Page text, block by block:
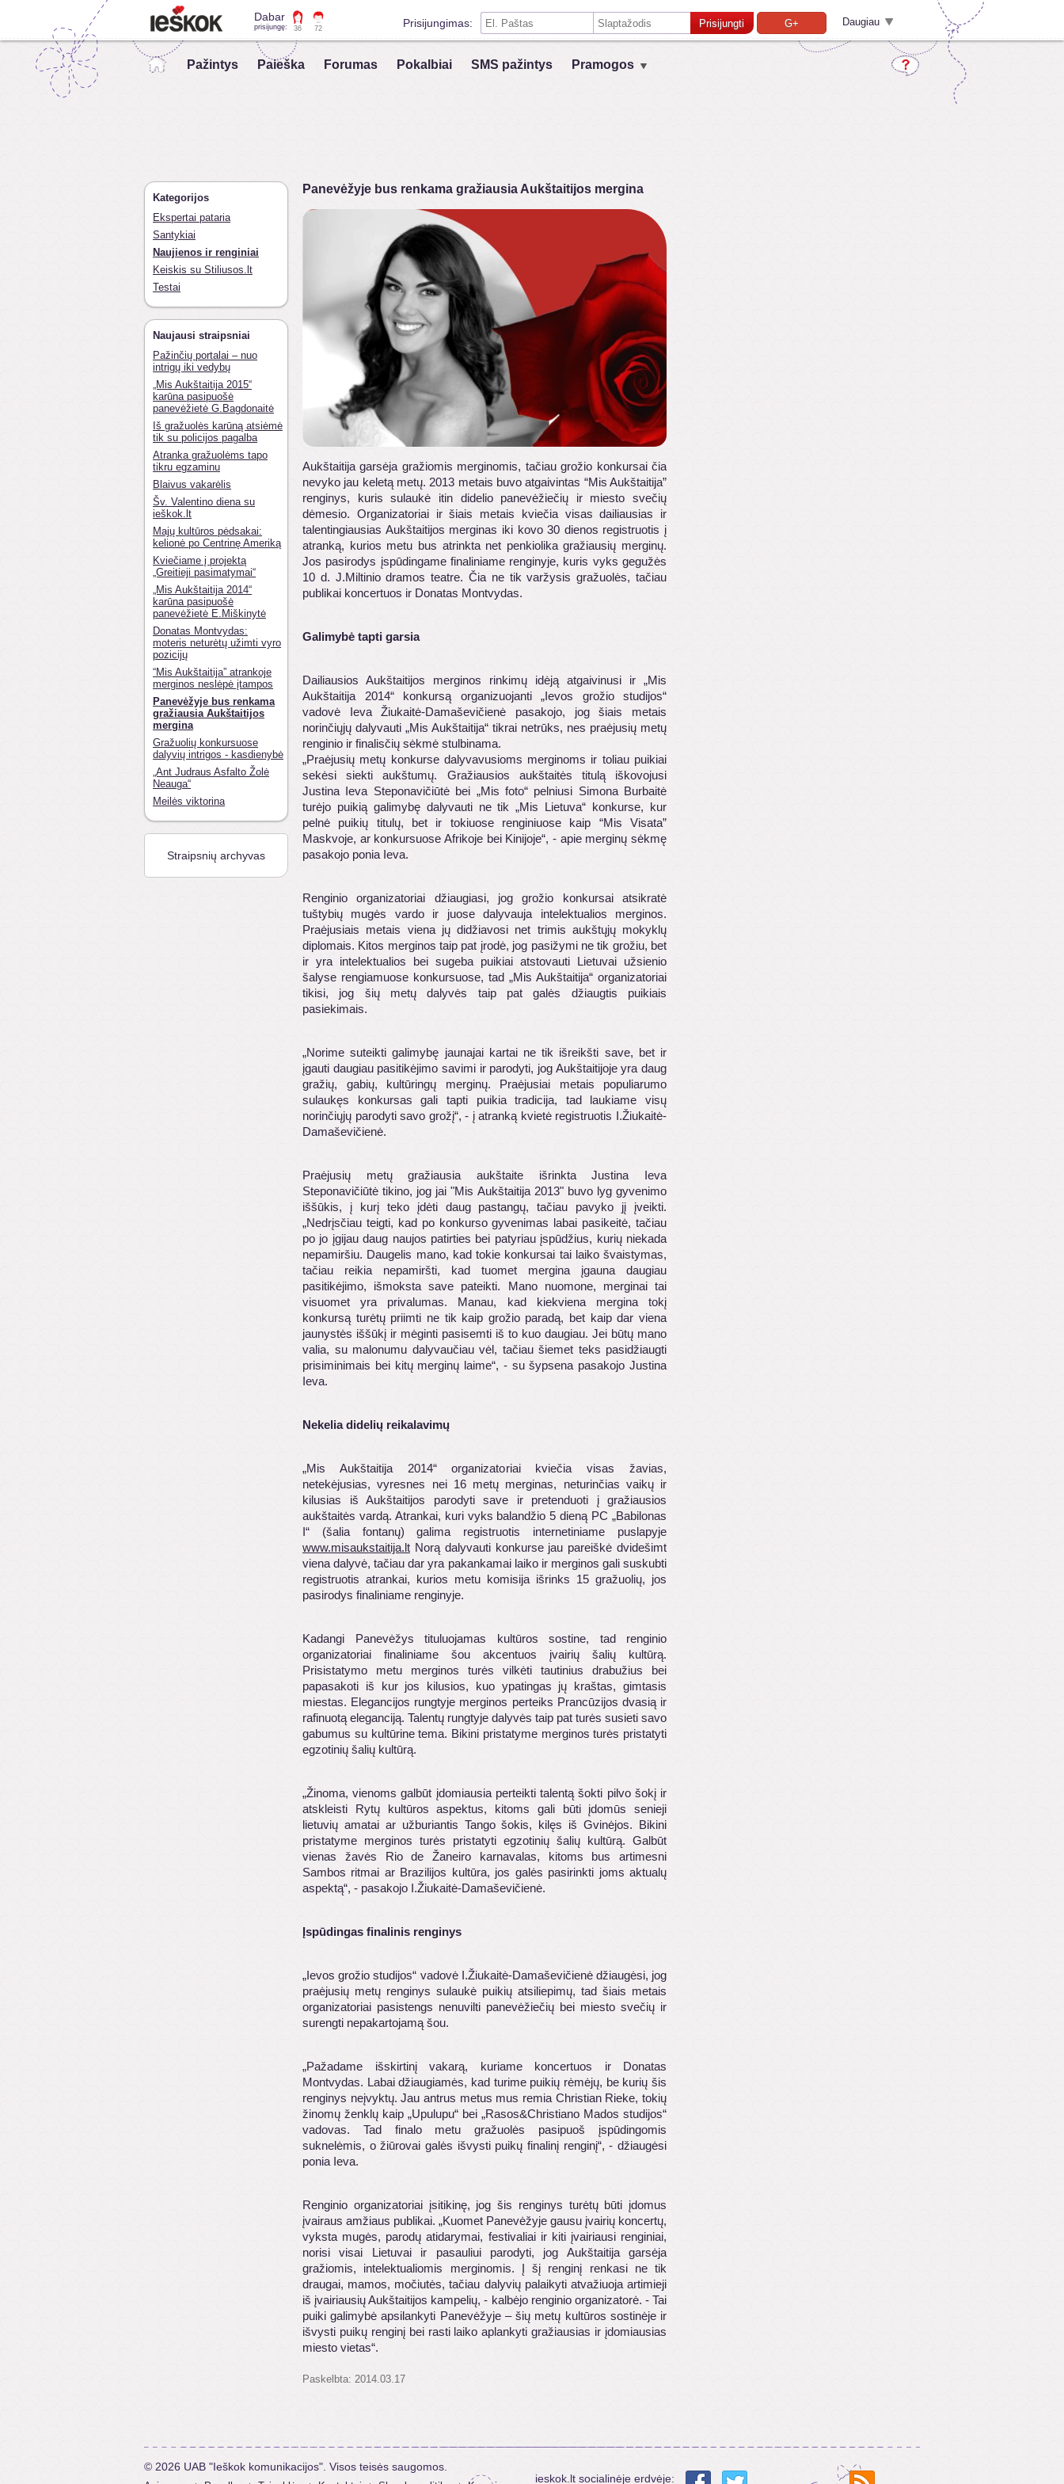
Dabar
prisijungę: 36 72 Prisijungimas: Prisijungti G+
Prisiminti mane šiame kompiuteryje
Daugiau
Pažintys Paieška Forumas Pokalbiai SMS pažintys Pramogos
Kategorijos
Ekspertai pataria
Santykiai
Naujienos ir renginiai
Keiskis su Stiliusos.lt
Testai
Naujausi straipsniai
Pažinčių portalai – nuo
intrigų iki vedybų
„Mis Aukštaitija 2015“
karūna pasipuošė
panevėžietė G.Bagdonaitė
Iš gražuolės karūną atsiėmė
tik su policijos pagalba
Atranka gražuolėms tapo
tikru egzaminu
Blaivus vakarėlis
Šv. Valentino diena su
ieškok.lt
Majų kultūros pėdsakai:
kelionė po Centrinę Ameriką
Kviečiame į projektą
„Greitieji pasimatymai“
„Mis Aukštaitija 2014“
karūna pasipuošė
panevėžietė E.Miškinytė
Donatas Montvydas:
moteris neturėtų užimti vyro
pozicijų
“Mis Aukštaitija” atrankoje
merginos neslėpė įtampos
Panevėžyje bus renkama
gražiausia Aukštaitijos
mergina
Gražuolių konkursuose
dalyvių intrigos - kasdienybė
„Ant Judraus Asfalto Žolė
Neauga“
Meilės viktorina
Straipsnių archyvas
Panevėžyje bus renkama gražiausia Aukštaitijos mergina
Aukštaitija garsėja gražiomis merginomis, tačiau grožio konkursai čia
nevyko jau keletą metų. 2013 metais buvo atgaivintas “Mis Aukštaitija”
renginys, kuris sulaukė itin didelio panevėžiečių ir miesto svečių
dėmesio. Organizatoriai ir šiais metais kviečia visas dailiausias ir
talentingiausias Aukštaitijos merginas iki kovo 30 dienos registruotis į
atranką, kurios metu bus atrinkta net penkiolika gražiausių merginų.
Jos pasirodys įspūdingame finaliniame renginyje, kuris vyks gegužės
10 d. J.Miltinio dramos teatre. Čia ne tik varžysis gražuolės, tačiau
publikai koncertuos ir Donatas Montvydas.
Galimybė tapti garsia
Dailiausios Aukštaitijos merginos rinkimų idėją atgaivinusi ir „Mis
Aukštaitija 2014“ konkursą organizuojanti „Ievos grožio studijos“
vadovė Ieva Žiukaitė-Damaševičienė pasakojo, jog šiais metais
norinčiųjų dalyvauti „Mis Aukštaitija“ tikrai netrūks, nes praėjusių metų
renginio ir finalisčių sėkmė stulbinama.
„Praėjusių metų konkurse dalyvavusioms merginoms ir toliau puikiai
sekėsi siekti aukštumų. Gražiausios aukštaitės titulą iškovojusi
Justina Ieva Steponavičiūtė bei „Mis foto“ pelniusi Simona Burbaitė
turėjo puikią galimybę dalyvauti ne tik „Mis Lietuva“ konkurse, kur
pelnė puikių titulų, bet ir tokiuose renginiuose kaip “Mis Visata”
Maskvoje, ar konkursuose Afrikoje bei Kinijoje“, - apie merginų sėkmę
pasakojo ponia Ieva.
Renginio organizatoriai džiaugiasi, jog grožio konkursai atsikratė
tuštybių mugės vardo ir juose dalyvauja intelektualios merginos.
Praėjusiais metais viena jų didžiavosi net trimis aukštųjų mokyklų
diplomais. Kitos merginos taip pat įrodė, jog pasižymi ne tik grožiu, bet
ir yra intelektualios bei sugeba puikiai atstovauti Lietuvai užsienio
šalyse rengiamuose konkursuose, tad „Mis Aukštaitija“ organizatoriai
tikisi, jog šių metų dalyvės taip pat galės džiaugtis puikiais
pasiekimais.
„Norime suteikti galimybę jaunajai kartai ne tik išreikšti save, bet ir
įgauti daugiau pasitikėjimo savimi ir parodyti, jog Aukštaitijoje yra daug
gražių, gabių, kultūringų merginų. Praėjusiai metais populiarumo
sulaukęs konkursas gali tapti puikia tradicija, tad laukiame visų
norinčiųjų parodyti savo grožį“, - į atranką kvietė registruotis I.Žiukaitė-
Damaševičienė.
Praėjusių metų gražiausia aukštaite išrinkta Justina Ieva
Steponavičiūtė tikino, jog jai "Mis Aukštaitija 2013" buvo lyg gyvenimo
iššūkis, į kurį teko įdėti daug pastangų, tačiau pavyko jį įveikti.
„Nedrįsčiau teigti, kad po konkurso gyvenimas labai pasikeitė, tačiau
po jo įgijau daug naujos patirties bei patyriau įspūdžius, kurių niekada
nepamiršiu. Daugelis mano, kad tokie konkursai tai laiko švaistymas,
tačiau reikia nepamiršti, kad tuomet mergina įgauna daugiau
pasitikėjimo, išmoksta save pateikti. Mano nuomone, merginai tai
visuomet yra privalumas. Manau, kad kiekviena mergina tokį
konkursą turėtų priimti ne tik kaip grožio paradą, bet kaip dar viena
jaunystės iššūkį ir mėginti pasisemti iš to kuo daugiau. Jei būtų mano
valia, su malonumu dalyvaučiau vėl, tačiau šiemet teks pasidžiaugti
prisiminimais bei kitų merginų laime“, - su šypsena pasakojo Justina
Ieva.
Nekelia didelių reikalavimų
„Mis Aukštaitija 2014“ organizatoriai kviečia visas žavias,
netekėjusias, vyresnes nei 16 metų merginas, neturinčias vaikų ir
kilusias iš Aukštaitijos parodyti save ir pretenduoti į gražiausios
aukštaitės vardą. Atrankai, kuri vyks balandžio 5 dieną PC „Babilonas
I“ (šalia fontanų) galima registruotis internetiniame puslapyje
www.misaukstaitija.lt Norą dalyvauti konkurse jau pareiškė dvidešimt
viena dalyvė, tačiau dar yra pakankamai laiko ir merginos gali suskubti
registruotis atrankai, kurios metu komisija išrinks 15 gražuolių, jos
pasirodys finaliniame renginyje.
Kadangi Panevėžys tituluojamas kultūros sostine, tad renginio
organizatoriai finaliniame šou akcentuos įvairių šalių kultūrą.
Prisistatymo metu merginos turės vilkėti tautinius drabužius bei
papasakoti iš kur jos kilusios, kuo ypatingas jų kraštas, gimtasis
miestas. Elegancijos rungtyje merginos perteiks Prancūzijos dvasią ir
rafinuotą eleganciją. Talentų rungtyje dalyvės taip pat turės susieti savo
gabumus su kultūrine tema. Bikini pristatyme merginos turės pristatyti
egzotinių šalių kultūrą.
„Žinoma, vienoms galbūt įdomiausia perteikti talentą šokti pilvo šokį ir
atskleisti Rytų kultūros aspektus, kitoms gali būti įdomūs senieji
lietuvių amatai ar užburiantis Tango šokis, kilęs iš Gvinėjos. Bikini
pristatyme merginos turės pristatyti egzotinių šalių kultūrą. Galbūt
vienas žavės Rio de Žaneiro karnavalas, kitoms bus artimesni
Sambos ritmai ar Brazilijos kultūra, jos galės pasirinkti joms aktualų
aspektą“, - pasakojo I.Žiukaitė-Damaševičienė.
Įspūdingas finalinis renginys
„Ievos grožio studijos“ vadovė I.Žiukaitė-Damaševičienė džiaugėsi, jog
praėjusių metų renginys sulaukė puikių atsiliepimų, tad šiais metais
organizatoriai pasistengs nenuvilti panevėžiečių bei miesto svečių ir
surengti nepakartojamą šou.
„Pažadame išskirtinį vakarą, kuriame koncertuos ir Donatas
Montvydas. Labai džiaugiamės, kad turime puikių rėmėjų, be kurių šis
renginys neįvyktų. Jau antrus metus mus remia Christian Rieke, tokių
žinomų ženklų kaip „Upulupu“ bei „Rasos&Christiano Mados studijos“
vadovas. Tad finalo metu gražuolės pasipuoš įspūdingomis
suknelėmis, o žiūrovai galės išvysti puikų finalinį renginį“, - džiaugėsi
ponia Ieva.
Renginio organizatoriai įsitikinę, jog šis renginys turėtų būti įdomus
įvairaus amžiaus publikai. „Kuomet Panevėžyje gausu įvairių koncertų,
vyksta mugės, parodų atidarymai, festivaliai ir kiti įvairiausi renginiai,
norisi visai Lietuvai ir pasauliui parodyti, jog Aukštaitija garsėja
gražiomis, intelektualiomis merginomis. Į šį renginį renkasi ne tik
draugai, mamos, močiutės, tačiau dalyvių palaikyti atvažiuoja artimieji
iš įvairiausių Aukštaitijos kampelių, - kalbėjo renginio organizatorė. - Tai
puiki galimybė apsilankyti Panevėžyje – šių metų kultūros sostinėje ir
išvysti puikų renginį bei rasti laiko aplankyti gražiausias ir įdomiausias
miesto vietas“.
Paskelbta: 2014.03.17
© 2026 UAB "Ieškok komunikacijos". Visos teisės saugomos.
ieskok.lt socialinėje erdvėje: